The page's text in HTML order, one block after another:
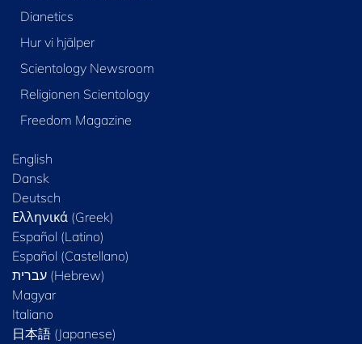
Dianetics
Hur vi hjälper
Scientology Newsroom
Religionen Scientology
Freedom Magazine
English
Dansk
Deutsch
Ελληνικά (Greek)
Español (Latino)
Español (Castellano)
Magyar
Italiano
日本語 (Japanese)